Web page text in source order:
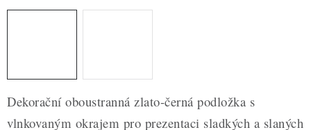
NOVÉ ZBOŽÍ
Nepřevzetí zásilky na dobírku
Hodnocení obchodu
Blog
Moje objednávka
Dekorační oboustranná zlato-černá podložka s
vlnkovaným okrajem pro prezentaci sladkých a slaných